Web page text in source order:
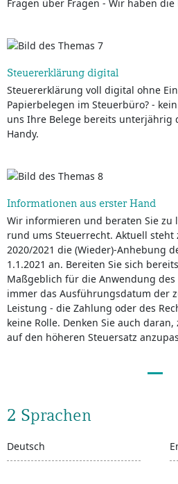
Fragen über Fragen - Wir haben die
Steuererklärung digital
Steuererklärung voll digital ohne
Papierbelegen im Steuerbüro? -
uns Ihre Belege bereits unterjährig
Handy.
Informationen aus erster Hand
Wir informieren und beraten Sie zu
rund ums Steuerrecht. Aktuell steht
2020/2021 die (Wieder)-Anhebung
1.1.2021 an. Bereiten Sie sich
Maßgeblich für die Anwendung
immer das Ausführungsdatum der
Leistung - die Zahlung oder des
keine Rolle. Denken Sie auch
auf den höheren Steuersatz
2 Sprachen
Deutsch